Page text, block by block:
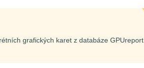
grafických karet z databáze GPUreport